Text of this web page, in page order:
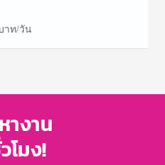
าท/วัน
างาน
โมง!